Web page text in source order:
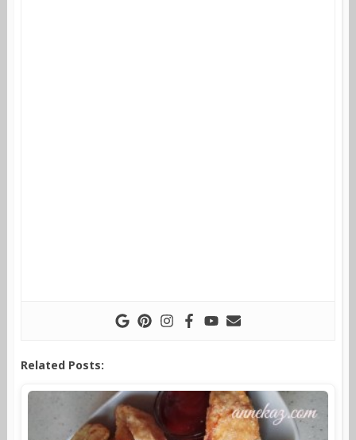
Related Posts: